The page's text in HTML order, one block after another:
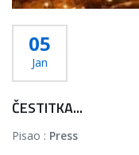
05
Jan
ČESTITKA...
Pisao : Press